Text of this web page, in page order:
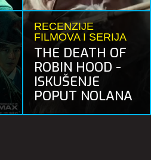
RECENZIJE
FILMOVA I SERIJA
THE DEATH OF
ROBIN HOOD -
ISKUŠENJE
POPUT NOLANA